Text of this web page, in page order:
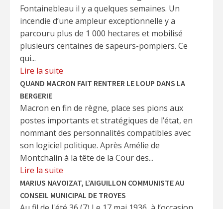
Fontainebleau il y a quelques semaines. Un
incendie d’une ampleur exceptionnelle y a
parcouru plus de 1 000 hectares et mobilisé
plusieurs centaines de sapeurs-pompiers. Ce
qui...
Lire la suite
QUAND MACRON FAIT RENTRER LE LOUP DANS LA
BERGERIE
Macron en fin de règne, place ses pions aux
postes importants et stratégiques de l’état, en
nommant des personnalités compatibles avec
son logiciel politique. Après Amélie de
Montchalin à la tête de la Cour des...
Lire la suite
MARIUS NAVOIZAT, L’AIGUILLON COMMUNISTE AU
CONSEIL MUNICIPAL DE TROYES